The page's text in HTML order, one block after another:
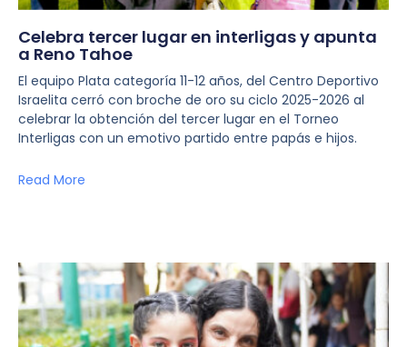
Celebra tercer lugar en interligas y apunta
a Reno Tahoe
El equipo Plata categoría 11-12 años, del Centro Deportivo
Israelita cerró con broche de oro su ciclo 2025-2026 al
celebrar la obtención del tercer lugar en el Torneo
Interligas con un emotivo partido entre papás e hijos.
Read More